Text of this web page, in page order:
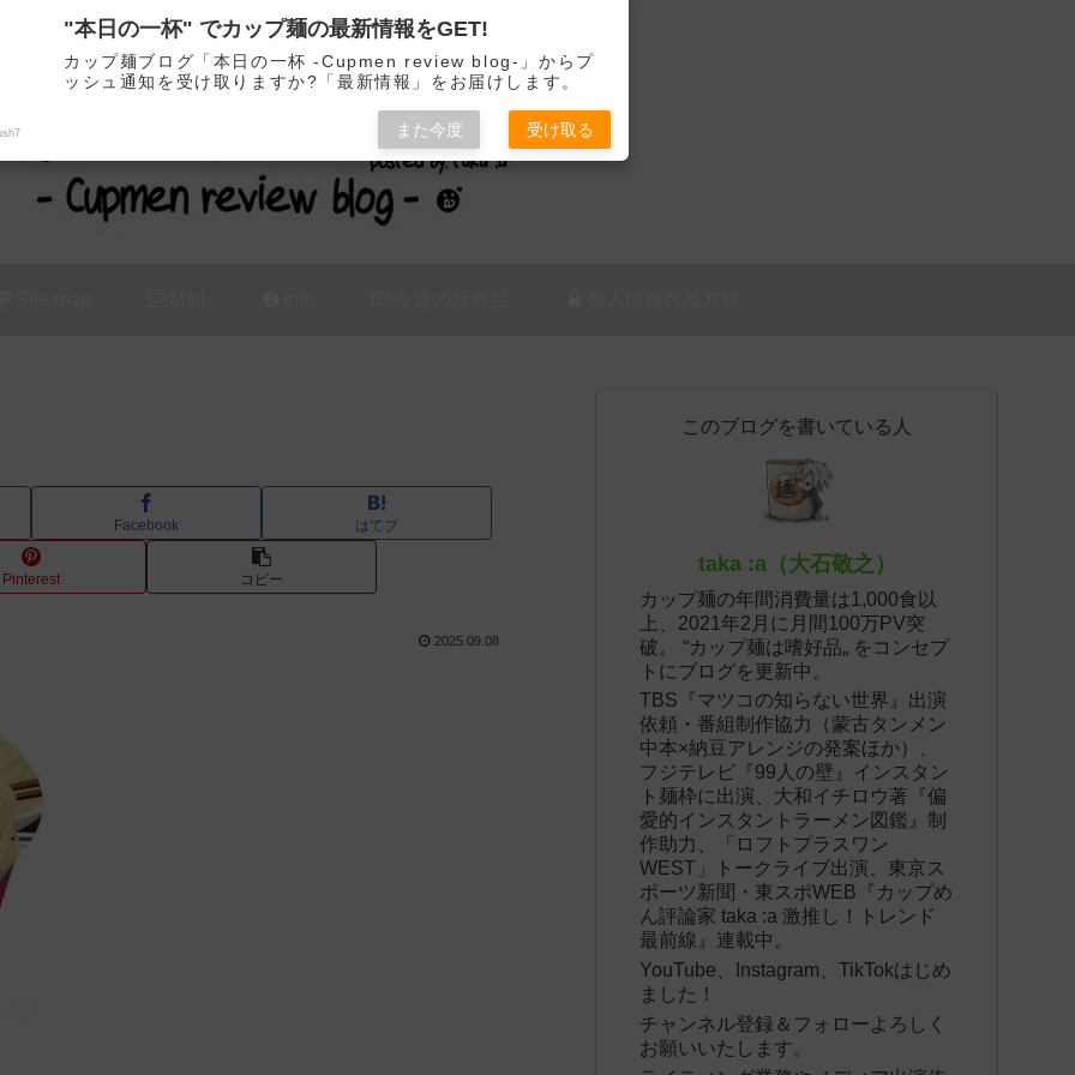
カップ麺の新商品をレビュー / アレンジするブログ
Facebook はてブ
Pinterest コピー
2025.09.08
このブログを書いている人
taka :a（大石敬之）
カップ麺の年間消費量は1,000食以
上、2021年2月に月間100万PV突
破。 “カップ麺は嗜好品„ をコンセプ
トにブログを更新中。
TBS『マツコの知らない世界』出演
依頼・番組制作協力（蒙古タンメン
中本×納豆アレンジの発案ほか）、
フジテレビ『99人の壁』インスタン
ト麺枠に出演、大和イチロウ著『偏
愛的インスタントラーメン図鑑』制
作助力、「ロフトプラスワン
WEST」トークライブ出演、東京ス
ポーツ新聞・東スポWEB『カップめ
ん評論家 taka :a 激推し！トレンド
最前線』連載中。
YouTube、Instagram、TikTokはじめ
ました！
チャンネル登録＆フォローよろしく
お願いいたします。
"本日の一杯" でカップ麺の最新情報をGET!
カップ麺ブログ「本日の一杯 -Cupmen review blog-」からプ
ッシュ通知を受け取りますか?「最新情報」をお届けします。
また今度 受け取る